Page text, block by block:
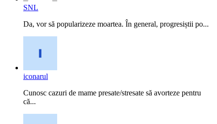
SNL
Da, vor să popularizeze moartea. În general, progresiștii po...
iconarul
Cunosc cazuri de mame presate/stresate să avorteze pentru
că...